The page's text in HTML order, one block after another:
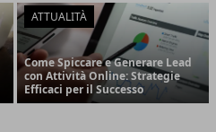
ATTUALITÀ
Come Spiccare e Generare Lead
con Attività Online: Strategie
Efficaci per il Successo